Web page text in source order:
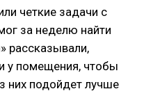
четкие задачи с
за неделю найти
рассказывали,
у помещения, чтобы
них подойдет лучше